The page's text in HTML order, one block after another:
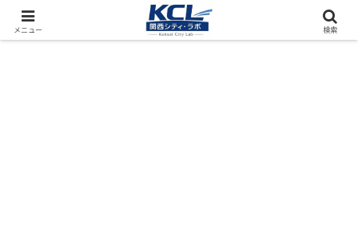
都市再開発をフィールド調査（累計アクセス数4000万PV）
メニュー 検索